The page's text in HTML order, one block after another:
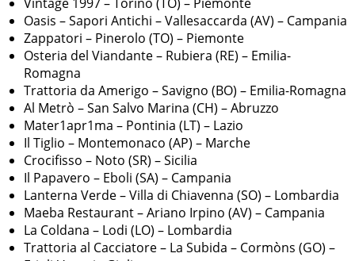
Oasis – Sapori Antichi – Vallesaccarda (AV) – Campania
Zappatori – Pinerolo (TO) – Piemonte
Osteria del Viandante – Rubiera (RE) – Emilia-
Romagna
Trattoria da Amerigo – Savigno (BO) – Emilia-Romagna
Al Metrò – San Salvo Marina (CH) – Abruzzo
Mater1apr1ma – Pontinia (LT) – Lazio
Il Tiglio – Montemonaco (AP) – Marche
Crocifisso – Noto (SR) – Sicilia
Il Papavero – Eboli (SA) – Campania
Lanterna Verde – Villa di Chiavenna (SO) – Lombardia
Maeba Restaurant – Ariano Irpino (AV) – Campania
La Coldana – Lodi (LO) – Lombardia
Trattoria al Cacciatore – La Subida – Cormòns (GO) –